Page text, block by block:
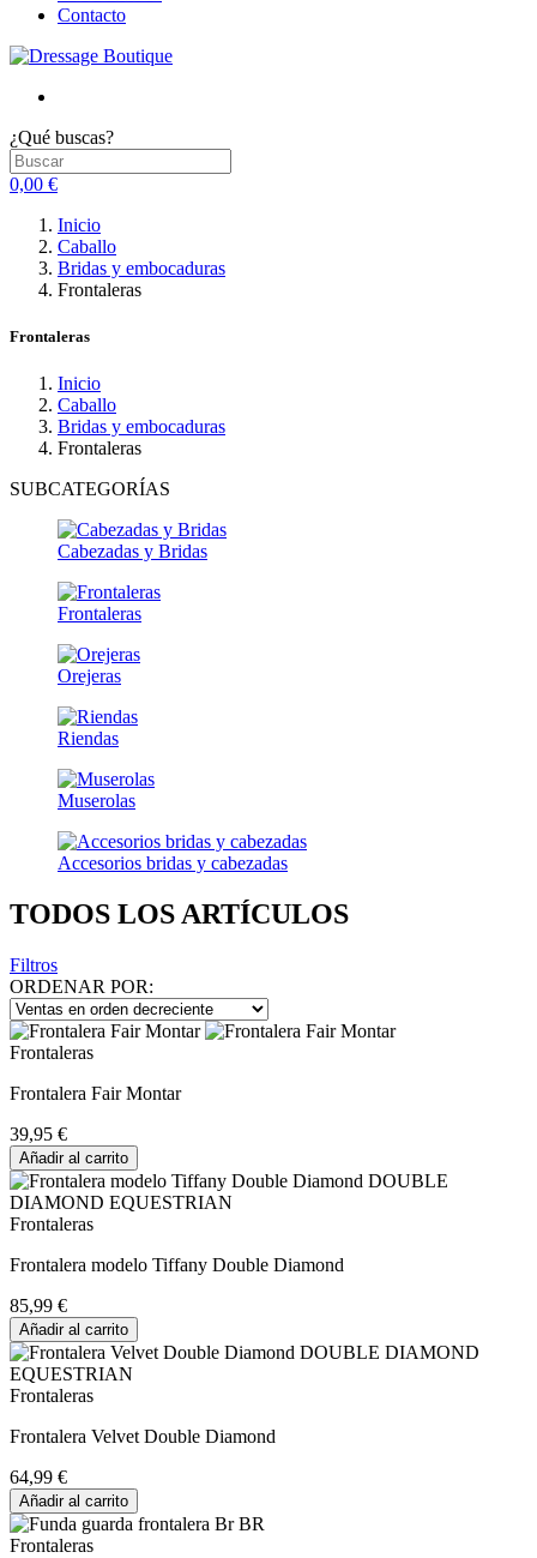
Contacto
¿Qué buscas?
0,00 €
Inicio
Caballo
Bridas y embocaduras
Frontaleras
Frontaleras
Inicio
Caballo
Bridas y embocaduras
Frontaleras
SUBCATEGORÍAS
Cabezadas y Bridas
Frontaleras
Orejeras
Riendas
Muserolas
Accesorios bridas y cabezadas
TODOS LOS ARTÍCULOS
Filtros
ORDENAR POR:
Frontaleras
Frontalera Fair Montar
39,95 €
Añadir al carrito
Frontaleras
Frontalera modelo Tiffany Double Diamond
85,99 €
Añadir al carrito
Frontaleras
Frontalera Velvet Double Diamond
64,99 €
Añadir al carrito
Frontaleras